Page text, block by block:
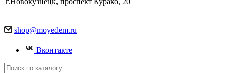
г.Новокузнецк, проспект Курако, 20
shop@moyedem.ru
Вконтакте